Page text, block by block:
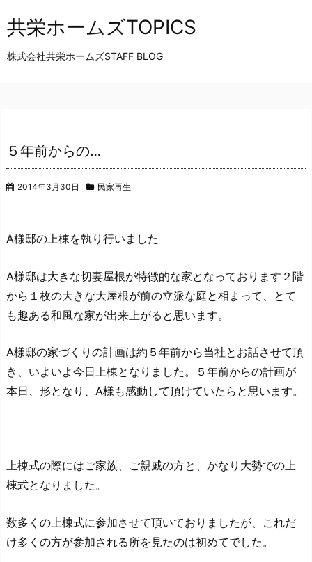
共栄ホームズTOPICS
株式会社共栄ホームズSTAFF BLOG
５年前からの…
2014年3月30日 民家再生
A様邸の上棟を執り行いました
A様邸は大きな切妻屋根が特徴的な家となっております２階
から１枚の大きな大屋根が前の立派な庭と相まって、とて
も趣ある和風な家が出来上がると思います。
A様邸の家づくりの計画は約５年前から当社とお話させて頂
き、いよいよ今日上棟となりました。５年前からの計画が
本日、形となり、A様も感動して頂けていたらと思います。
上棟式の際にはご家族、ご親戚の方と、かなり大勢での上
棟式となりました。
数多くの上棟式に参加させて頂いておりましたが、これだ
け多くの方が参加される所を見たのは初めてでした。